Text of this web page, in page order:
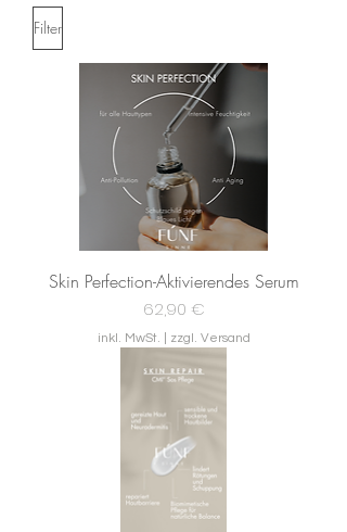
Filter
Skin Perfection-Aktivierendes Serum
Preis
62,90 €
inkl. MwSt. zzgl. Versand